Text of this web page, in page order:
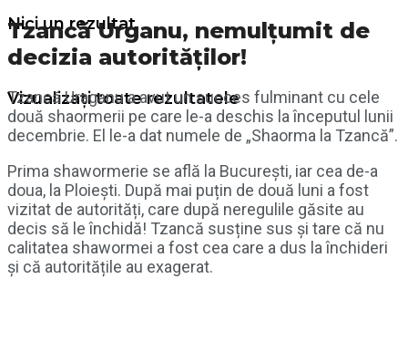
Nici un rezultat
Vizualizați toate rezultatele
Tzancă Urganu, nemulțumit de
decizia autorităților!
Tzancă Uraganu a avut un succes fulminant cu cele
două shaormerii pe care le-a deschis la începutul lunii
decembrie. El le-a dat numele de „Shaorma la Tzancă”.
Prima shawormerie se află la București, iar cea de-a
doua, la Ploiești. După mai puțin de două luni a fost
vizitat de autorități, care după neregulile găsite au
decis să le închidă! Tzancă susține sus și tare că nu
calitatea shawormei a fost cea care a dus la închideri
și că autoritățile au exagerat.